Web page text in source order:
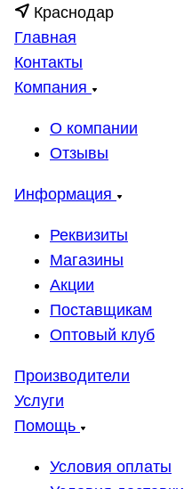
Краснодар
Главная
Контакты
Компания
О компании
Отзывы
Информация
Реквизиты
Магазины
Акции
Поставщикам
Оптовый клуб
Производители
Услуги
Помощь
Условия оплаты